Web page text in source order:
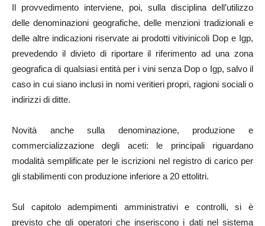
Il provvedimento interviene, poi, sulla disciplina dell’utilizzo
delle denominazioni geografiche, delle menzioni tradizionali e
delle altre indicazioni riservate ai prodotti vitivinicoli Dop e Igp,
prevedendo il divieto di riportare il riferimento ad una zona
geografica di qualsiasi entità per i vini senza Dop o Igp, salvo il
caso in cui siano inclusi in nomi veritieri propri, ragioni sociali o
indirizzi di ditte.
Novità anche sulla denominazione, produzione e
commercializzazione degli aceti: le principali riguardano
modalità semplificate per le iscrizioni nel registro di carico per
gli stabilimenti con produzione inferiore a 20 ettolitri.
Sul capitolo adempimenti amministrativi e controlli, si è
previsto che gli operatori che inseriscono i dati nel sistema